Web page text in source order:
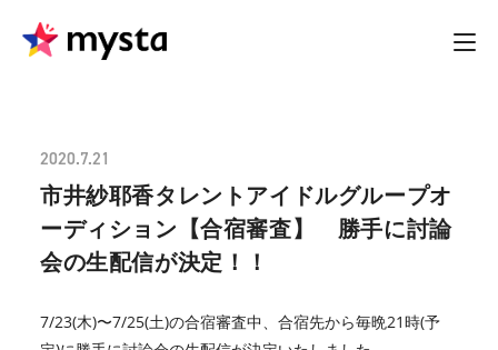
2020.7.21
市井紗耶香タレントアイドルグループオ
ーディション【合宿審査】 勝手に討論
会の生配信が決定！！
7/23(木)〜7/25(土)の合宿審査中、合宿先から毎晩21時(予